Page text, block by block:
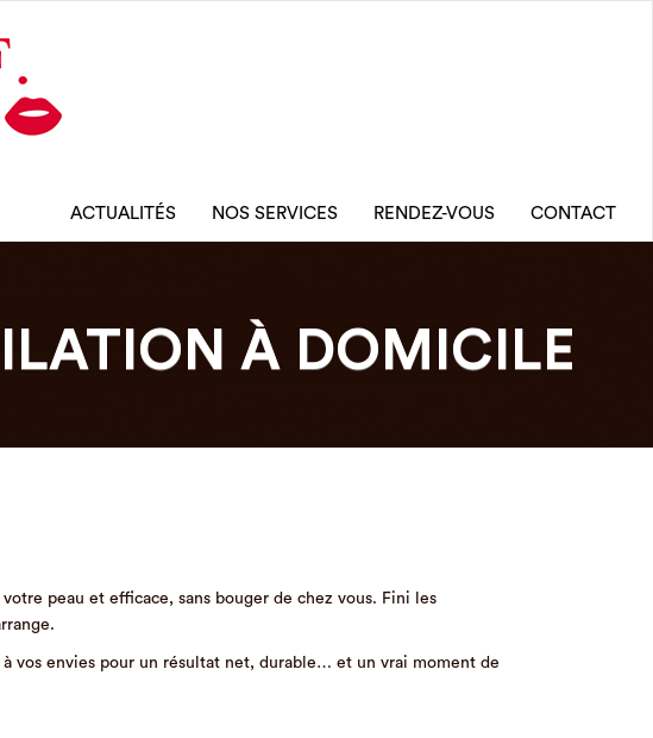
ACTUALITÉS NOS SERVICES RENDEZ-VOUS CONTACT
À DOMICILE
peau et efficace, sans bouger de chez vous. Fini les
vos envies pour un résultat net, durable… et un vrai moment de